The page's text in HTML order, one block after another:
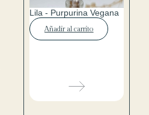
Lila - Purpurina Vegana
Añadir al carrito